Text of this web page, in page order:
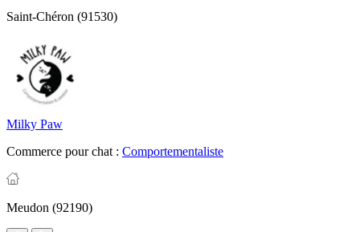
Saint-Chéron (91530)
Milky Paw
Commerce pour chat : Comportementaliste
Meudon (92190)